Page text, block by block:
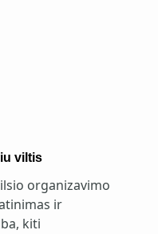
viltis
organizavimo
ir
kiti